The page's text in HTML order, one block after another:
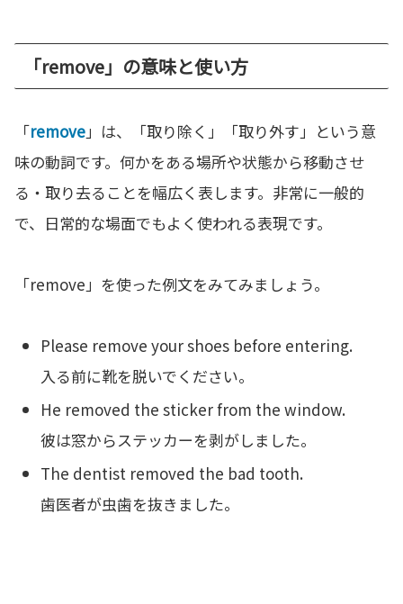
「remove」の意味と使い方
「remove」は、「取り除く」「取り外す」という意
味の動詞です。何かをある場所や状態から移動させ
る・取り去ることを幅広く表します。非常に一般的
で、日常的な場面でもよく使われる表現です。
「remove」を使った例文をみてみましょう。
Please remove your shoes before entering.
入る前に靴を脱いでください。
He removed the sticker from the window.
彼は窓からステッカーを剥がしました。
The dentist removed the bad tooth.
歯医者が虫歯を抜きました。